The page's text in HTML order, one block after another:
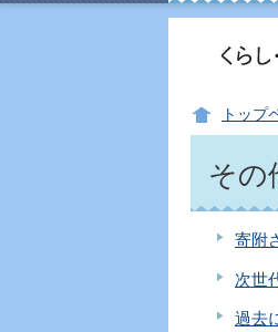
トップ
その
寄附
次世
過去